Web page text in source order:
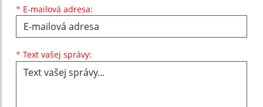
* E-mailová adresa:
* Text vašej správy: